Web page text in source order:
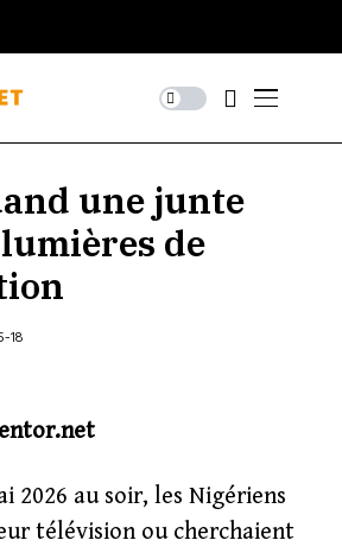
une junte
de
18
2026 au soir, les Nigériens
télévision ou cherchaient